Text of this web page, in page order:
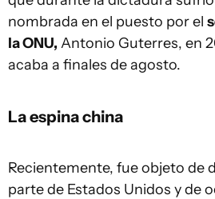
nombrada en el puesto por el
la ONU, Antonio Guterres, en
acaba a finales de agosto.
La espina china
Recientemente, fue objeto de
parte de Estados Unidos y de